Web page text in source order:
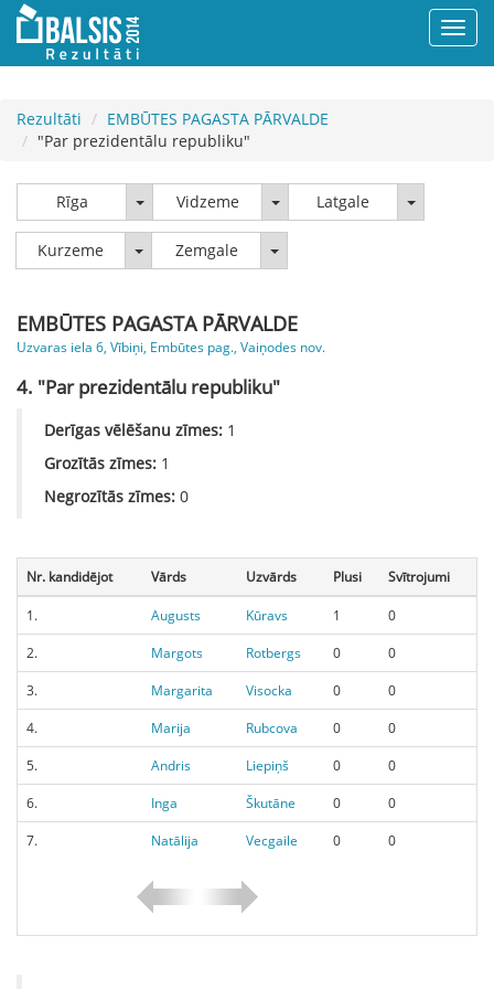
Rezultāti
EMBŪTES PAGASTA PĀRVALDE
"Par prezidentālu republiku"
Rīga Rīga Vidzeme VidzemeLatgale Latgale
Kurzeme KurzemeZemgale Zemgale
EMBŪTES PAGASTA PĀRVALDE
Uzvaras iela 6, Vībiņi, Embūtes pag., Vaiņodes nov.
4. "Par prezidentālu republiku"
Derīgas vēlēšanu zīmes: 1
Grozītās zīmes: 1
Negrozītās zīmes: 0
Nr. kandidējot Vārds Uzvārds Plusi Svītrojumi
1. Augusts Kūravs 1
0
2.
Margots Rotbergs 0
0
3.
Margarita Visocka 0
0
4.
Marija Rubcova 0
0
5.
Andris Liepiņš 0
0
6.
Inga Škutāne 0
0
7.
Natālija Vecgaile 0 0